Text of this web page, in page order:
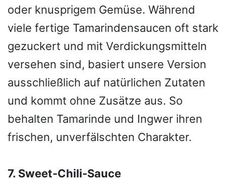
oder knusprigem Gemüse. Während
viele fertige Tamarindensaucen oft stark
gezuckert und mit Verdickungsmitteln
versehen sind, basiert unsere Version
ausschließlich auf natürlichen Zutaten
und kommt ohne Zusätze aus. So
behalten Tamarinde und Ingwer ihren
frischen, unverfälschten Charakter.
7. Sweet-Chili-Sauce